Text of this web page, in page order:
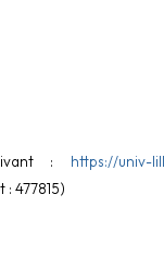
:
https://univ-
: 477815)